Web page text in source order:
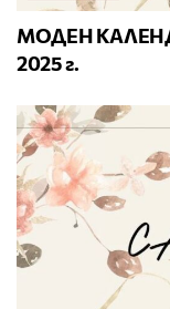
МОДЕН
2025 г.